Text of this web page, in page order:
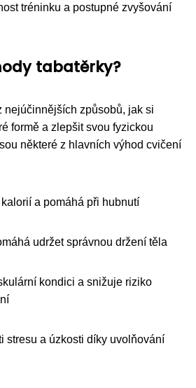
tréninku a postupné zvyšování
tabatěrky?
nejúčinnějších způsobů, jak si
formě a zlepšit svou fyzickou
některé z hlavních výhod cvičení
a pomáhá při hubnutí
udržet správnou držení těla
kondici a snižuje riziko
stresu a úzkosti díky uvolňování